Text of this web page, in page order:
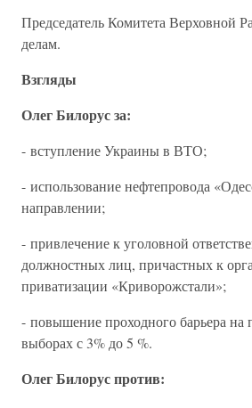
Председатель Комитета Верховной
делам.
Взгляды
Олег Билорус за:
- вступление Украины в ВТО;
- использование нефтепровода
направлении;
- привлечение к уголовной
должностных лиц, причастных к
приватизации «Криворожстали»;
- повышение проходного барьера на
выборах с 3% до 5 %.
Олег Билорус против: